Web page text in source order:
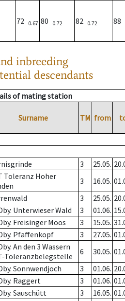
72 0.67 80 0.72 82 0.72 88
inbreeding
descendants
of mating station
Surname TM from
3 25.05.
Toleranz Hoher
3 16.05.
3 25.05.
Unterwieser Wald 3 01.06.
Freisinger Moos 3 15.05.
Pfaffenkopf 3 27.05.
An den 3 Wassern
Toleranzbelegstelle
6 30.05.
Sonnwendjoch 3 01.06.
Raggert 3 01.06.
Sauschütt 3 16.05.